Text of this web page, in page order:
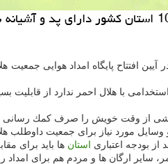
مركز املاك: سنندج - دبیركل جمعیت هلال احمر
افتتاح پایگاه امداد هوایی جمعیت
از وقت خویش را صرف كمك رسانی
مورد نیاز برای جمعیت داوطلب
بودجه اعتباری
استان ها باید برای
سایر ارگان ها و مردم هم برای